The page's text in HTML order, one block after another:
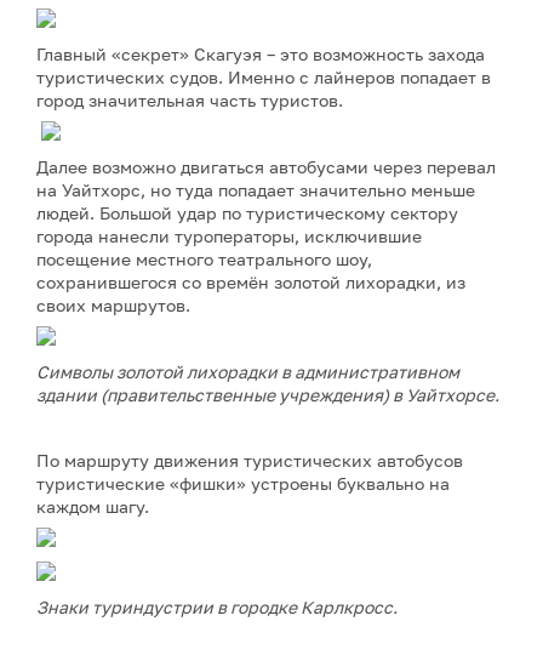
Главный «секрет» Скагуэя – это возможность захода
туристических судов. Именно с лайнеров попадает в
город значительная часть туристов.
Далее возможно двигаться автобусами через перевал
на Уайтхорс, но туда попадает значительно меньше
людей. Большой удар по туристическому сектору
города нанесли туроператоры, исключившие
посещение местного театрального шоу,
сохранившегося со времён золотой лихорадки, из
своих маршрутов.
Символы золотой лихорадки в административном
здании (правительственные учреждения) в Уайтхорсе.
По маршруту движения туристических автобусов
туристические «фишки» устроены буквально на
каждом шагу.
Знаки туриндустрии в городке Карлкросс.